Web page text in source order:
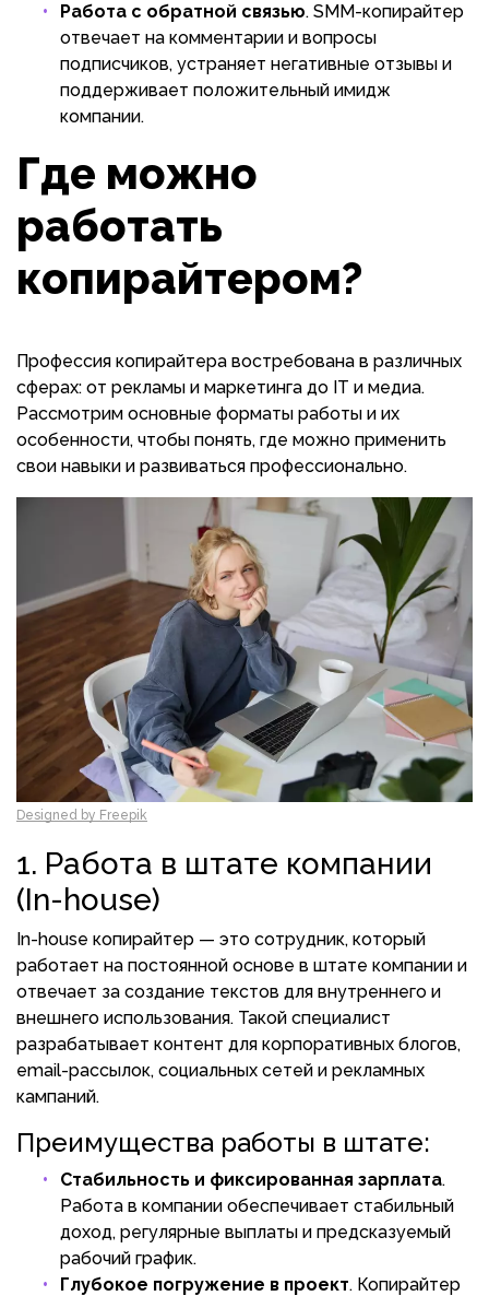
Работа с обратной связью. SMM-копирайтер
отвечает на комментарии и вопросы
подписчиков, устраняет негативные отзывы и
поддерживает положительный имидж
компании.
Где можно
работать
копирайтером?
Профессия копирайтера востребована в различных
сферах: от рекламы и маркетинга до IT и медиа.
Рассмотрим основные форматы работы и их
особенности, чтобы понять, где можно применить
свои навыки и развиваться профессионально.
Designed by Freepik
1. Работа в штате компании
(In-house)
In-house копирайтер — это сотрудник, который
работает на постоянной основе в штате компании и
отвечает за создание текстов для внутреннего и
внешнего использования. Такой специалист
разрабатывает контент для корпоративных блогов,
email-рассылок, социальных сетей и рекламных
кампаний.
Преимущества работы в штате:
Стабильность и фиксированная зарплата.
Работа в компании обеспечивает стабильный
доход, регулярные выплаты и предсказуемый
рабочий график.
Глубокое погружение в проект. Копирайтер